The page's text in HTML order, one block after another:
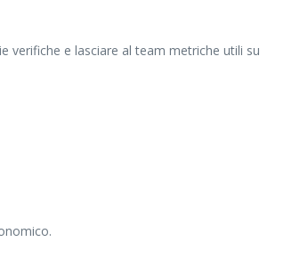
verifiche e lasciare al team metriche utili su